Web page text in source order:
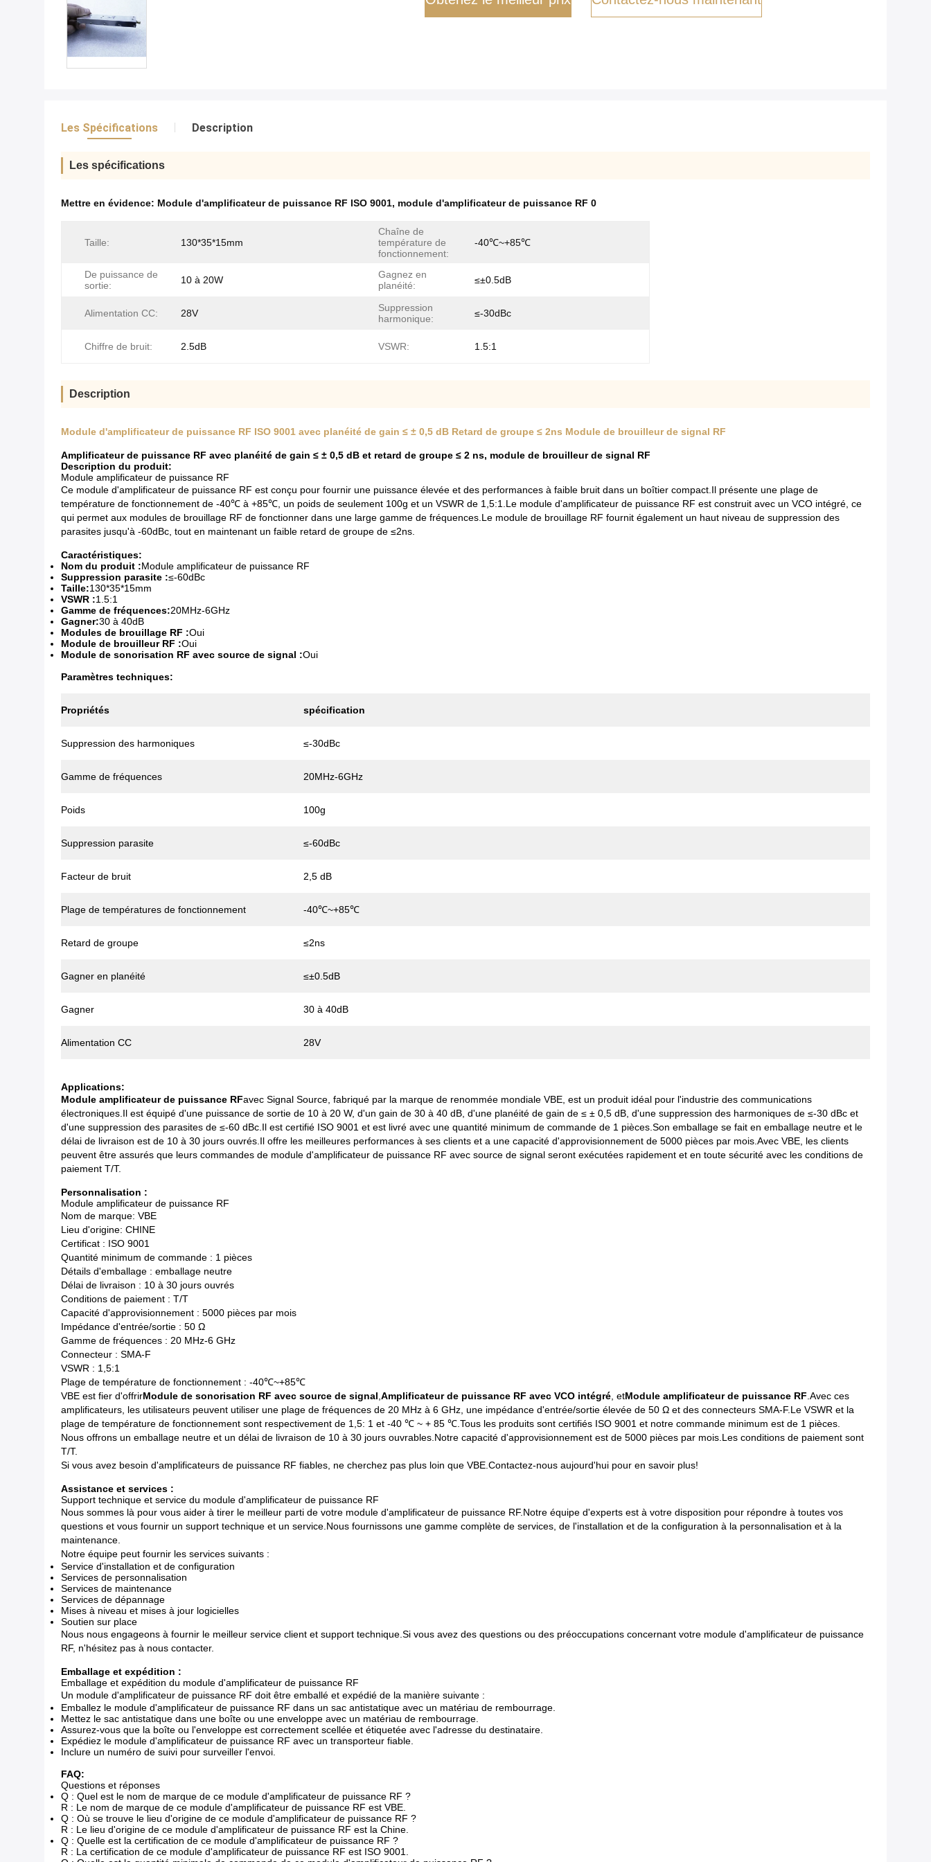
Les Spécifications Description
Les spécifications
Mettre en évidence: Module d'amplificateur de puissance RF ISO 9001, module d'amplificateur de puissance RF 0
Taille: 130*35*15mm
Chaîne de
température de
fonctionnement:
-40℃~+85℃
De puissance de
sortie:
10 à 20W
Gagnez en
planéité:
≤±0.5dB
Alimentation CC: 28V
Suppression
harmonique:
≤-30dBc
Chiffre de bruit: 2.5dB VSWR: 1.5:1
Description
Module d'amplificateur de puissance RF ISO 9001 avec planéité de gain ≤ ± 0,5 dB Retard de groupe ≤ 2ns Module de brouilleur de signal RF
Amplificateur de puissance RF avec planéité de gain ≤ ± 0,5 dB et retard de groupe ≤ 2 ns, module de brouilleur de signal RF
Description du produit:
Module amplificateur de puissance RF
Ce module d'amplificateur de puissance RF est conçu pour fournir une puissance élevée et des performances à faible bruit dans un boîtier compact.Il présente une plage de
température de fonctionnement de -40℃ à +85℃, un poids de seulement 100g et un VSWR de 1,5:1.Le module d'amplificateur de puissance RF est construit avec un VCO intégré, ce
qui permet aux modules de brouillage RF de fonctionner dans une large gamme de fréquences.Le module de brouillage RF fournit également un haut niveau de suppression des
parasites jusqu'à -60dBc, tout en maintenant un faible retard de groupe de ≤2ns.
Caractéristiques:
Nom du produit :Module amplificateur de puissance RF
Suppression parasite :≤-60dBc
Taille:130*35*15mm
VSWR :1.5:1
Gamme de fréquences:20MHz-6GHz
Gagner:30 à 40dB
Modules de brouillage RF :Oui
Module de brouilleur RF :Oui
Module de sonorisation RF avec source de signal :Oui
Paramètres techniques:
Propriétés spécification
Suppression des harmoniques ≤-30dBc
Gamme de fréquences 20MHz-6GHz
Poids 100g
Suppression parasite ≤-60dBc
Facteur de bruit 2,5 dB
Plage de températures de fonctionnement -40℃~+85℃
Retard de groupe ≤2ns
Gagner en planéité ≤±0.5dB
Gagner 30 à 40dB
Alimentation CC 28V
Applications:
Module amplificateur de puissance RFavec Signal Source, fabriqué par la marque de renommée mondiale VBE, est un produit idéal pour l'industrie des communications
électroniques.Il est équipé d'une puissance de sortie de 10 à 20 W, d'un gain de 30 à 40 dB, d'une planéité de gain de ≤ ± 0,5 dB, d'une suppression des harmoniques de ≤-30 dBc et
d'une suppression des parasites de ≤-60 dBc.Il est certifié ISO 9001 et est livré avec une quantité minimum de commande de 1 pièces.Son emballage se fait en emballage neutre et le
délai de livraison est de 10 à 30 jours ouvrés.Il offre les meilleures performances à ses clients et a une capacité d'approvisionnement de 5000 pièces par mois.Avec VBE, les clients
peuvent être assurés que leurs commandes de module d'amplificateur de puissance RF avec source de signal seront exécutées rapidement et en toute sécurité avec les conditions de
paiement T/T.
Personnalisation :
Module amplificateur de puissance RF
Nom de marque: VBE
Lieu d'origine: CHINE
Certificat : ISO 9001
Quantité minimum de commande : 1 pièces
Détails d'emballage : emballage neutre
Délai de livraison : 10 à 30 jours ouvrés
Conditions de paiement : T/T
Capacité d'approvisionnement : 5000 pièces par mois
Impédance d'entrée/sortie : 50 Ω
Gamme de fréquences : 20 MHz-6 GHz
Connecteur : SMA-F
VSWR : 1,5:1
Plage de température de fonctionnement : -40℃~+85℃
VBE est fier d'offrirModule de sonorisation RF avec source de signal Amplificateur de puissance RF avec VCO intégré , etModule amplificateur de puissance RF .Avec ces
amplificateurs, les utilisateurs peuvent utiliser une plage de fréquences de 20 MHz à 6 GHz, une impédance d'entrée/sortie élevée de 50 Ω et des connecteurs SMA-F.Le VSWR et la
plage de température de fonctionnement sont respectivement de 1,5: 1 et -40 ℃ ~ + 85 ℃.Tous les produits sont certifiés ISO 9001 et notre commande minimum est de 1 pièces.
Nous offrons un emballage neutre et un délai de livraison de 10 à 30 jours ouvrables.Notre capacité d'approvisionnement est de 5000 pièces par mois.Les conditions de paiement sont
T/T.
Si vous avez besoin d'amplificateurs de puissance RF fiables, ne cherchez pas plus loin que VBE.Contactez-nous aujourd'hui pour en savoir plus!
Assistance et services :
Support technique et service du module d'amplificateur de puissance RF
Nous sommes là pour vous aider à tirer le meilleur parti de votre module d'amplificateur de puissance RF.Notre équipe d'experts est à votre disposition pour répondre à toutes vos
questions et vous fournir un support technique et un service.Nous fournissons une gamme complète de services, de l'installation et de la configuration à la personnalisation et à la
maintenance.
Notre équipe peut fournir les services suivants :
Service d'installation et de configuration
Services de personnalisation
Services de maintenance
Services de dépannage
Mises à niveau et mises à jour logicielles
Soutien sur place
Nous nous engageons à fournir le meilleur service client et support technique.Si vous avez des questions ou des préoccupations concernant votre module d'amplificateur de puissance
RF, n'hésitez pas à nous contacter.
Emballage et expédition :
Emballage et expédition du module d'amplificateur de puissance RF
Un module d'amplificateur de puissance RF doit être emballé et expédié de la manière suivante :
Emballez le module d'amplificateur de puissance RF dans un sac antistatique avec un matériau de rembourrage.
Mettez le sac antistatique dans une boîte ou une enveloppe avec un matériau de rembourrage.
Assurez-vous que la boîte ou l'enveloppe est correctement scellée et étiquetée avec l'adresse du destinataire.
Expédiez le module d'amplificateur de puissance RF avec un transporteur fiable.
Inclure un numéro de suivi pour surveiller l'envoi.
FAQ:
Questions et réponses
Q : Quel est le nom de marque de ce module d'amplificateur de puissance RF ?
R : Le nom de marque de ce module d'amplificateur de puissance RF est VBE.
Q : Où se trouve le lieu d'origine de ce module d'amplificateur de puissance RF ?
R : Le lieu d'origine de ce module d'amplificateur de puissance RF est la Chine.
Q : Quelle est la certification de ce module d'amplificateur de puissance RF ?
R : La certification de ce module d'amplificateur de puissance RF est ISO 9001.